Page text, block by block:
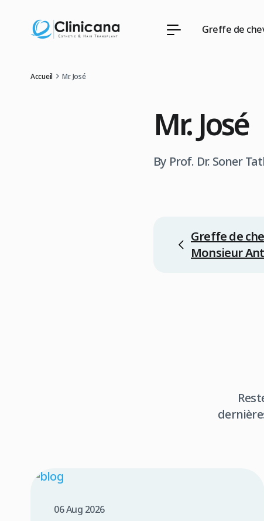
Greffe de
Accueil Mr. José
Mr. José
By Prof. Dr. Soner
Greffe de
Monsieur
06 Aug 2026